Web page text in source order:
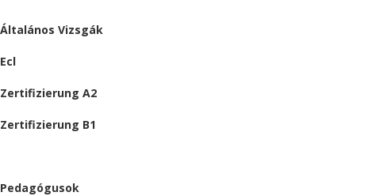
Általános Vizsgák
Ecl
Zertifizierung A2
Zertifizierung B1
Pedagógusok